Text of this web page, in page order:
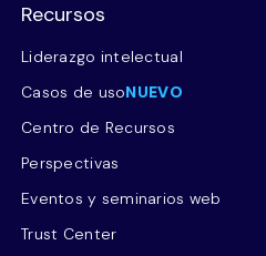
Recursos
Liderazgo intelectual
Casos de usoNUEVO
Centro de Recursos
Perspectivas
Eventos y seminarios web
Trust Center